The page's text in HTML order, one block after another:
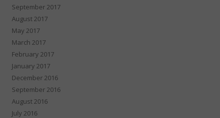
September 2017
August 2017
May 2017
March 2017
February 2017
January 2017
December 2016
September 2016
August 2016
July 2016